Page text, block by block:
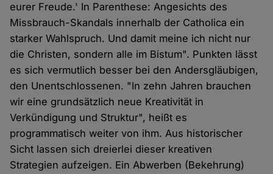
eurer Freude.' In Parenthese: Angesichts des
Missbrauch-Skandals innerhalb der Catholica ein
starker Wahlspruch. Und damit meine ich nicht nur
die Christen, sondern alle im Bistum". Punkten lässt
es sich vermutlich besser bei den Andersgläubigen,
den Unentschlossenen. "In zehn Jahren brauchen
wir eine grundsätzlich neue Kreativität in
Verkündigung und Struktur", heißt es
programmatisch weiter von ihm. Aus historischer
Sicht lassen sich dreierlei dieser kreativen
Strategien aufzeigen. Ein Abwerben (Bekehrung)